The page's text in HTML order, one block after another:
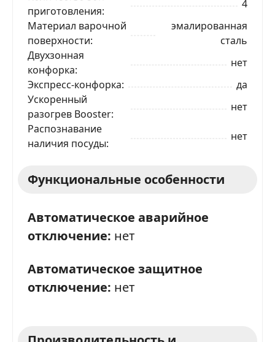
приготовления
4
Материал варочной
поверхности
эмалированная
сталь
Двухзонная
конфорка
нет
Экспресс-конфорка
да
Ускоренный
разогрев Booster
нет
Распознавание
наличия посуды
нет
Функциональные особенности
Автоматическое аварийное
отключение: нет
Автоматическое защитное
отключение: нет